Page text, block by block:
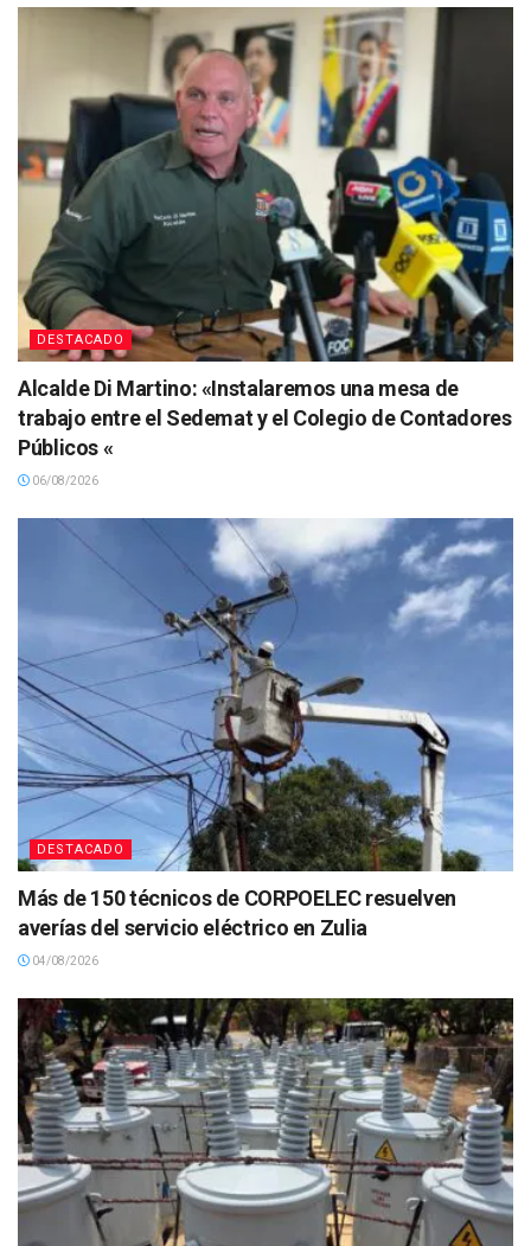
DESTACADO
Alcalde Di Martino: «Instalaremos una mesa de
trabajo entre el Sedemat y el Colegio de Contadores
Públicos «
06/08/2026
DESTACADO
Más de 150 técnicos de CORPOELEC resuelven
averías del servicio eléctrico en Zulia
04/08/2026